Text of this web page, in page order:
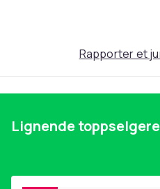
Materiale:Hydrogel
Innhold
1x skjermbeskyttelse
Rapporter et
Lignende toppselgere